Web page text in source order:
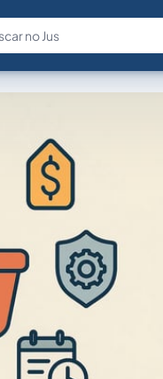
Fale com a IA